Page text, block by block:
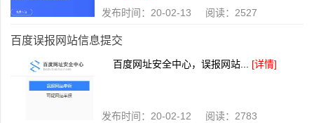
发布时间：20-02-13 阅读：2527
百度误报网站信息提交
百度网址安全中心，误报网站... [详情]
发布时间：20-02-12 阅读：2783